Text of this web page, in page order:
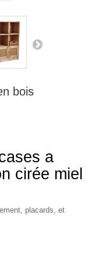
bois
a
cirée miel
placards, et